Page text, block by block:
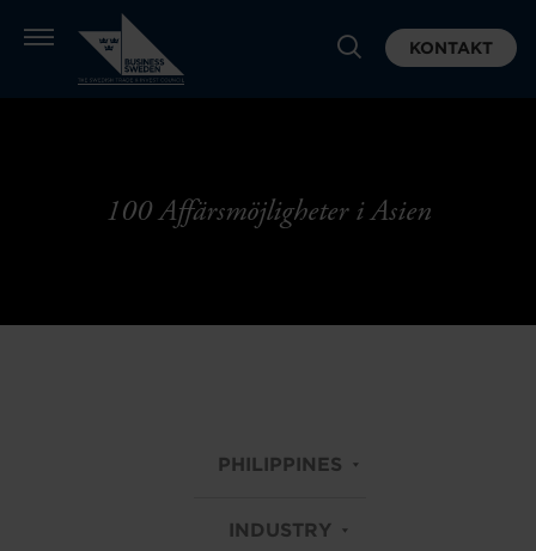
KONTAKT
100 Affärsmöjligheter i Asien
PHILIPPINES
INDUSTRY